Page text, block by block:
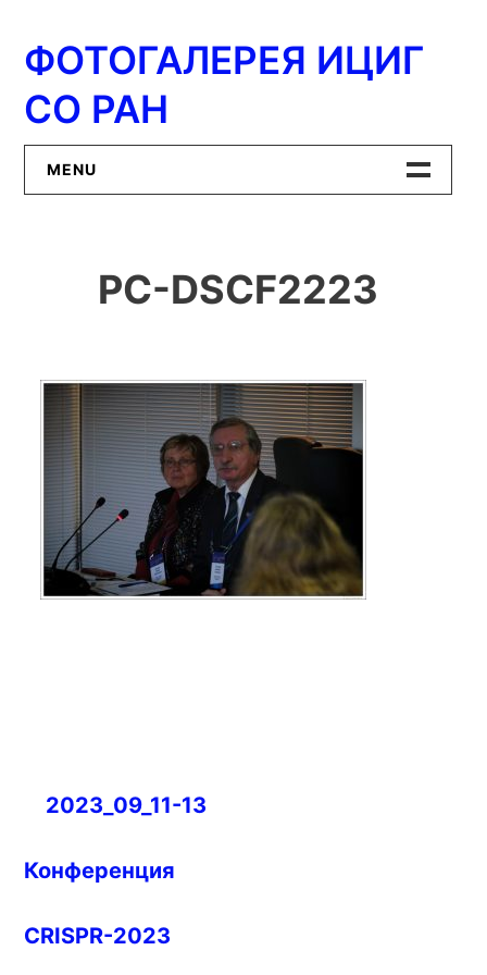
содержимому
ФОТОГАЛЕРЕЯ ИЦИГ
СО РАН
MENU
ИЦиГ СО РАН
PC-DSCF2223
Навигация
записям
2023_09_11-13
Конференция
CRISPR-2023